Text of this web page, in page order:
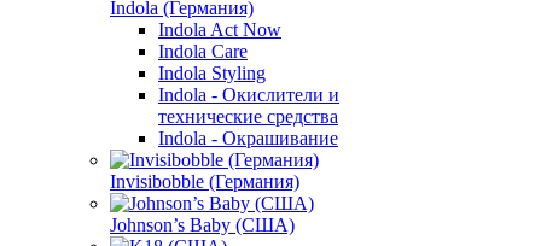
Indola (Германия)
Indola Act Now
Indola Care
Indola Styling
Indola - Окислители и
технические средства
Indola - Окрашивание
Invisibobble (Германия)
Johnson’s Baby (США)